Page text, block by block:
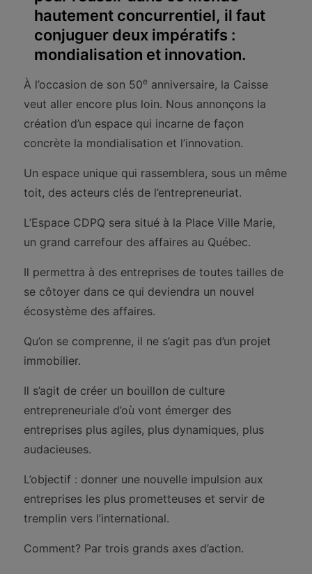
hautement concurrentiel, il faut
conjuguer deux impératifs :
mondialisation et innovation.
À l’occasion de son 50e anniversaire, la Caisse
veut aller encore plus loin. Nous annonçons la
création d’un espace qui incarne de façon
concrète la mondialisation et l’innovation.
Un espace unique qui rassemblera, sous un même
toit, des acteurs clés de l’entrepreneuriat.
L’Espace CDPQ sera situé à la Place Ville Marie,
un grand carrefour des affaires au Québec.
Il permettra à des entreprises de toutes tailles de
se côtoyer dans ce qui deviendra un nouvel
écosystème des affaires.
Qu’on se comprenne, il ne s’agit pas d’un projet
immobilier.
Il s’agit de créer un bouillon de culture
entrepreneuriale d’où vont émerger des
entreprises plus agiles, plus dynamiques, plus
audacieuses.
L’objectif : donner une nouvelle impulsion aux
entreprises les plus prometteuses et servir de
tremplin vers l’international.
Comment? Par trois grands axes d’action.